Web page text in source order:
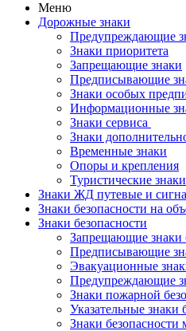
Меню
Дорожные знаки
Предупреждающие
Знаки приоритета
Запрещающие знаки
Предписывающие
Знаки особых
Информационные
Знаки сервиса
Знаки
Временные знаки
Опоры и крепления
Туристические знаки
Знаки ЖД путевые и
Знаки безопасности на
Знаки безопасности
Запрещающие знаки
Предписывающие
Эвакуационные
Предупреждающие
Знаки пожарной
Указательные знаки
Знаки безопасности